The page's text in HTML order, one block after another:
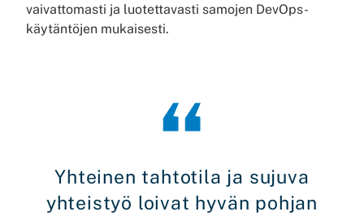
vaivattomasti ja luotettavasti samojen DevOps-
käytäntöjen mukaisesti.
Yhteinen tahtotila ja sujuva
yhteistyö loivat hyvän pohjan